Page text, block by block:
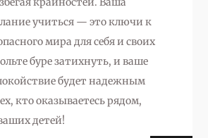
учиться — это ключи к
мира для себя и своих
буре затихнуть, и ваше
будет надежным
кто оказываетесь рядом,
детей!